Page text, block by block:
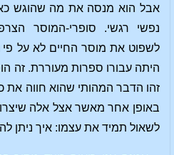
אבל הוא מנסה את מה שהוגש
נפשי רגשי. סופרי-המוסר
לשפוט את מוסר החיים לא על פי
היתה עבורו ספרות מעוררת. זה
זהו הדבר המהותי שהוא חווה את
באופן אחר מאשר אצל אלה שיצרו
לשאול תמיד את עצמו: איך ניתן